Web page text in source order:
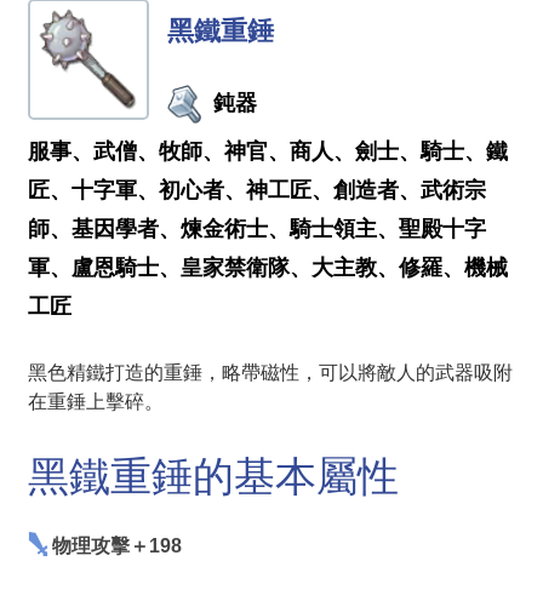
黑鐵重錘
鈍器
服事、武僧、牧師、神官、商人、劍士、騎士、鐵
匠、十字軍、初心者、神工匠、創造者、武術宗
師、基因學者、煉金術士、騎士領主、聖殿十字
軍、盧恩騎士、皇家禁衛隊、大主教、修羅、機械
工匠
黑色精鐵打造的重錘，略帶磁性，可以將敵人的武器吸附
在重錘上擊碎。
黑鐵重錘的基本屬性
物理攻擊＋198